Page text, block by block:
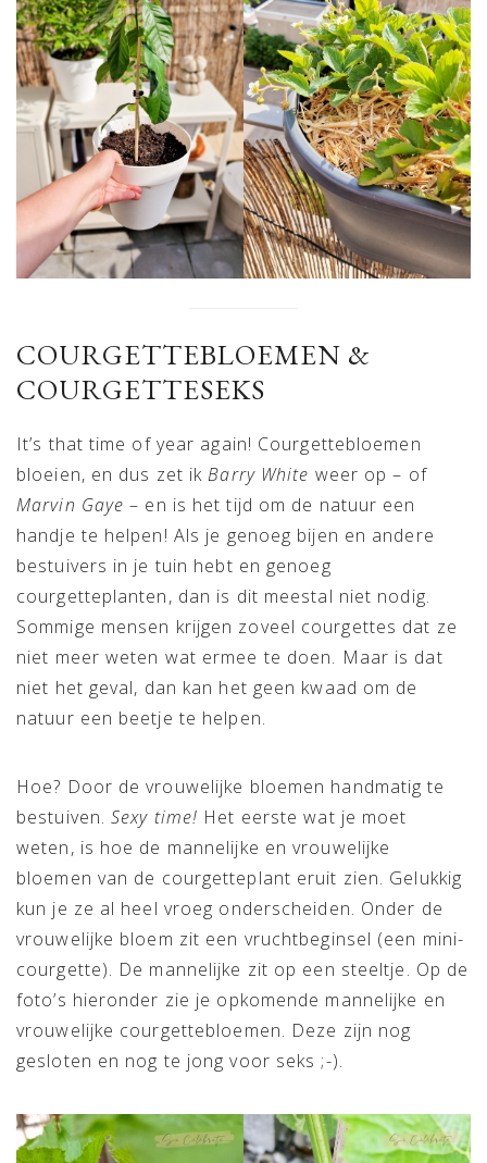
COURGETTEBLOEMEN &
COURGETTESEKS
It’s that time of year again! Courgettebloemen
bloeien, en dus zet ikBarry White weer op – of
Marvin Gaye – en is het tijd om de natuur een
handje te helpen! Als je genoeg bijen en andere
bestuivers in je tuin hebt en genoeg
courgetteplanten, dan is dit meestal niet nodig.
Sommige mensen krijgen zoveel courgettes dat ze
niet meer weten wat ermee te doen. Maar is dat
niet het geval, dan kan het geen kwaad om de
natuur een beetje te helpen.
Hoe? Door de vrouwelijke bloemen handmatig te
bestuiven.Sexy time! Het eerste wat je moet
weten, is hoe de mannelijke en vrouwelijke
bloemen van de courgetteplant eruit zien. Gelukkig
kun je ze al heel vroeg onderscheiden. Onder de
vrouwelijke bloem zit een vruchtbeginsel (een mini-
courgette). De mannelijke zit op een steeltje. Op de
foto’s hieronder zie je opkomende mannelijke en
vrouwelijke courgettebloemen. Deze zijn nog
gesloten en nog te jong voor seks ;-).